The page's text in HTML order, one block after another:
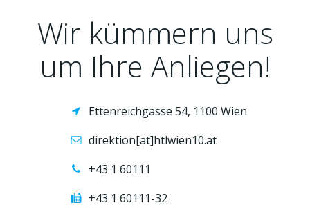
Wir kümmern uns
um Ihre Anliegen!
Ettenreichgasse 54, 1100 Wien
direktion[at]htlwien10.at
+43 1 60111
+43 1 60111-32